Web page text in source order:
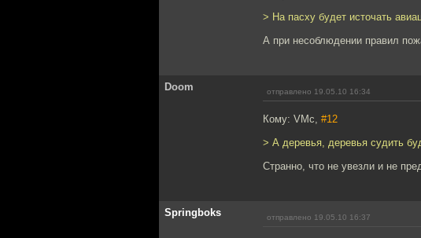
> На пасху будет источать
А при несоблюдении правил
Doom отправлено 19.05.10 16:34
Кому: VMc, #12
> А деревья, деревья судить
Странно, что не увезли и не
Springboks отправлено 19.05.10 16:37